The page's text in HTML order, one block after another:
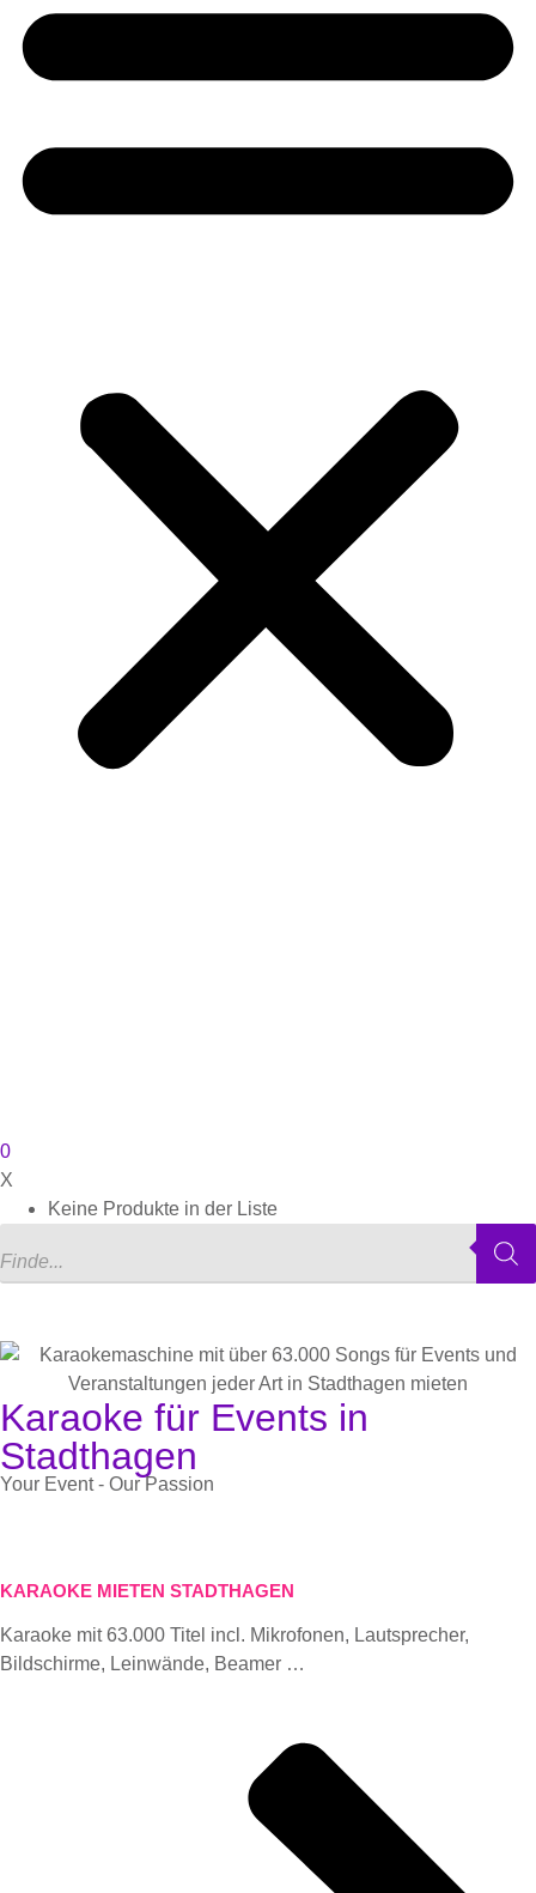
0
X
Keine Produkte in der Liste
Karaoke für Events in
Stadthagen
Your Event - Our Passion
KARAOKE MIETEN STADTHAGEN
Karaoke mit 63.000 Titel incl. Mikrofonen, Lautsprecher,
Bildschirme, Leinwände, Beamer …